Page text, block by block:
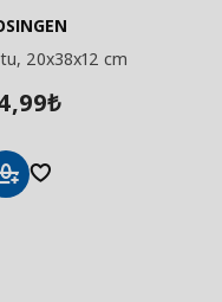
20x38x12 cm
₺